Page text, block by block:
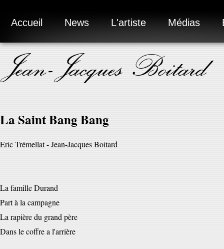
Accueil News L'artiste Médias
Jean-Jacques Boitard
La Saint Bang Bang
Eric Trémellat - Jean-Jacques Boitard
La famille Durand
Part à la campagne
La rapière du grand père
Dans le coffre a l'arrière